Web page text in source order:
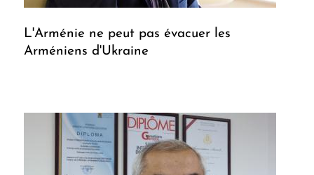
L'Arménie ne peut pas évacuer les
Arméniens d'Ukraine